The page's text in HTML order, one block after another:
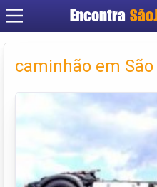
Encontra
caminhão em